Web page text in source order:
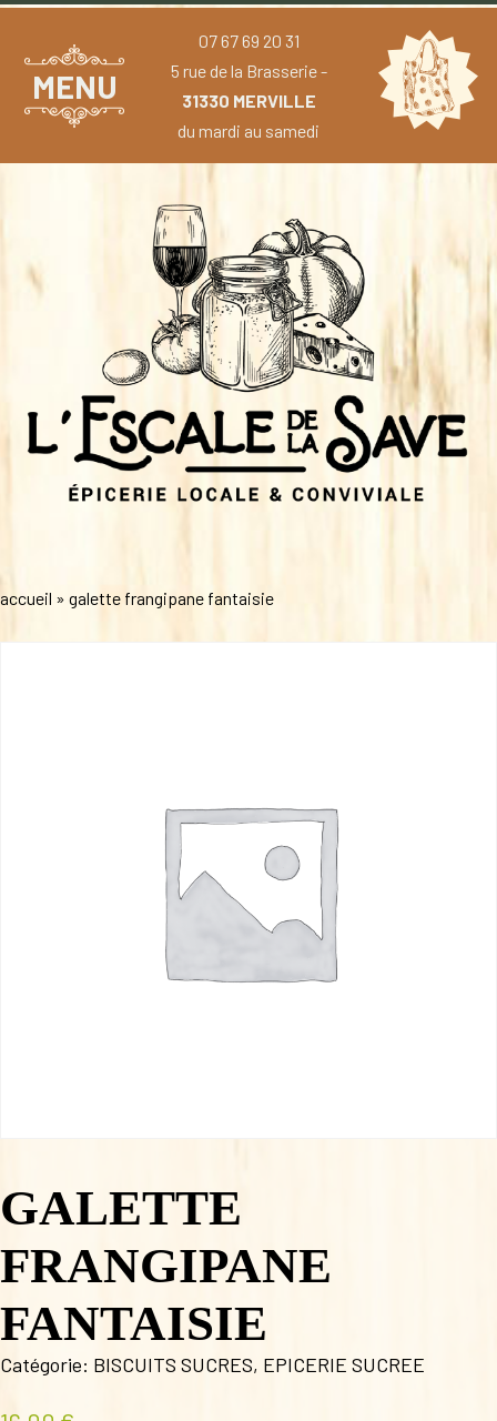
MENU
07 67 69 20 31
5 rue de la Brasserie -
31330 MERVILLE
du mardi au samedi
accueil » galette frangipane fantaisie
GALETTE
FRANGIPANE
FANTAISIE
Catégorie: BISCUITS SUCRES, EPICERIE SUCREE